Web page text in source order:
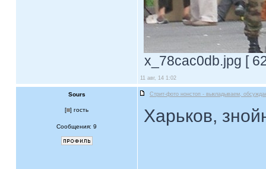
x_78cac0db.jpg [
11 авг, 14 1:02
Sours Стрит-фото нонстоп - выкладываем,
[ ] гость
Сообщения: 9
Харьков,